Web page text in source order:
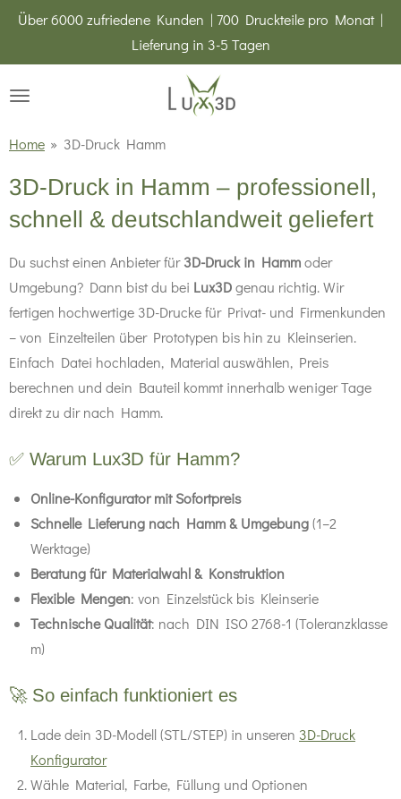
Zum
Über 6000 zufriedene Kunden | 700 Druckteile pro Monat |
Lieferung in 3-5 Tagen
Home » 3D-Druck Hamm
3D-Druck in Hamm – professionell,
schnell & deutschlandweit geliefert
Du suchst einen Anbieter für3D-Druck in Hammoder
Umgebung? Dann bist du bei Lux3Dgenau richtig. Wir
fertigen hochwertige 3D-Drucke für Privat- und Firmenkunden
– von Einzelteilen über Prototypen bis hin zu Kleinserien.
Einfach Datei hochladen, Material auswählen, Preis
berechnen und dein Bauteil kommt innerhalb weniger Tage
direkt zu dir nach Hamm.
✅ Warum Lux3D für Hamm?
Online-Konfigurator mit Sofortpreis
Schnelle Lieferung nach Hamm & Umgebung(1–2
Werktage)
Beratung für Materialwahl & Konstruktion
Flexible Mengen: von Einzelstück bis Kleinserie
Technische Qualität: nach DIN ISO 2768-1 (Toleranzklasse
m)
🚀 So einfach funktioniert es
Lade dein 3D-Modell (STL/STEP) in unseren 3D-Druck
Konfigurator
Wähle Material, Farbe, Füllung und Optionen